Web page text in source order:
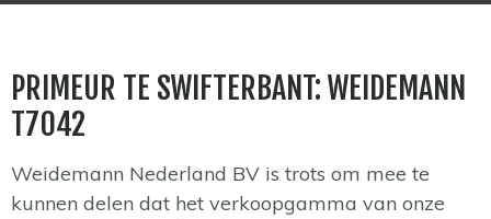
PRIMEUR TE SWIFTERBANT: WEIDEMANN
T7042
Weidemann Nederland BV is trots om mee te
kunnen delen dat het verkoopgamma van onze